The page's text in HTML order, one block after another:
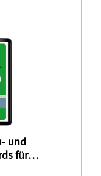
und
für